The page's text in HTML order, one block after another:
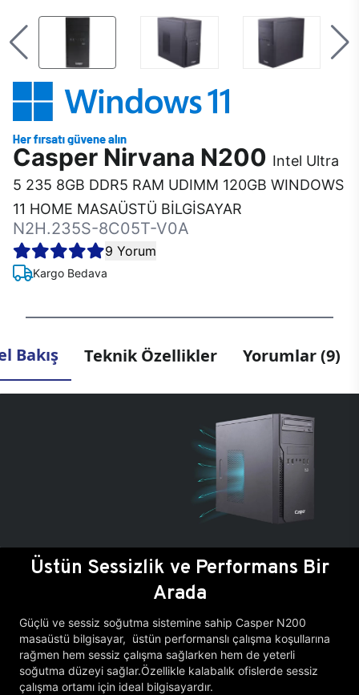
Casper Nirvana N200 Intel Ultra
5 235 8GB DDR5 RAM UDIMM 120GB WINDOWS
11 HOME MASAÜSTÜ BİLGİSAYAR
N2H.235S-8C05T-V0A
9 Yorum
Kargo Bedava
Bakış Teknik Özellikler Yorumlar (9)
Üstün Sessizlik ve Performans Bir
Arada
Güçlü ve sessiz soğutma sistemine sahip Casper N200
masaüstü bilgisayar, üstün performanslı çalışma koşullarına
rağmen hem sessiz çalışma sağlarken hem de yeterli
soğutma düzeyi sağlar.Özellikle kalabalık ofislerde sessiz
çalışma ortamı için ideal bilgisayardır.